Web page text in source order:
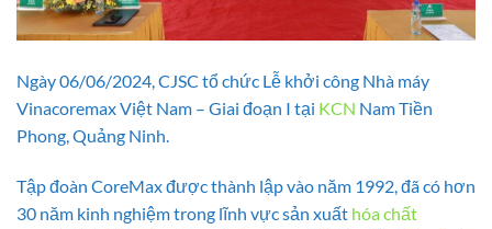
Ngày 06/06/2024, CJSC tổ chức Lễ khởi công Nhà máy
Vinacoremax Việt Nam – Giai đoạn I tại KCN Nam Tiền
Phong, Quảng Ninh.
Tập đoàn CoreMax được thành lập vào năm 1992, đã có hơn
30 năm kinh nghiệm trong lĩnh vực sản xuất hóa chất